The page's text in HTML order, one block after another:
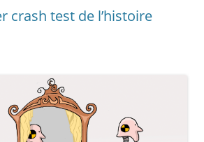
crash test de l’histoire